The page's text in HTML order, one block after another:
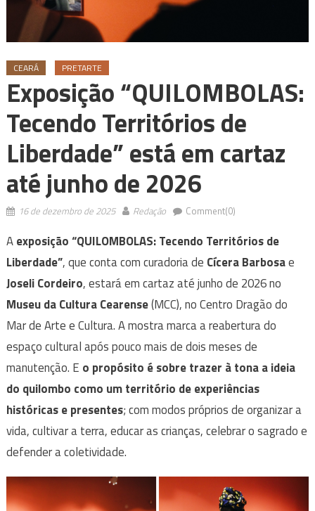
CEARÁ PRETARTE
Exposição “QUILOMBOLAS:
Tecendo Territórios de
Liberdade” está em cartaz
até junho de 2026
16 de dezembro de 2025 Redação Comment(0)
Aexposição“QUILOMBOLAS: Tecendo Territórios de
Liberdade”,que conta com curadoria de Cícera Barbosae
Joseli Cordeiro, estará em cartaz até junho de 2026 no
Museu da Cultura Cearense(MCC), no Centro Dragão do
Mar de Arte e Cultura. A mostra marca a reabertura do
espaço cultural após pouco mais de dois meses de
manutenção. E o propósito é sobre trazer à tona a ideia
do quilombo como um território de experiências
históricas e presentes; com modos próprios de organizar a
vida, cultivar a terra, educar as crianças, celebrar o sagrado e
defender a coletividade.